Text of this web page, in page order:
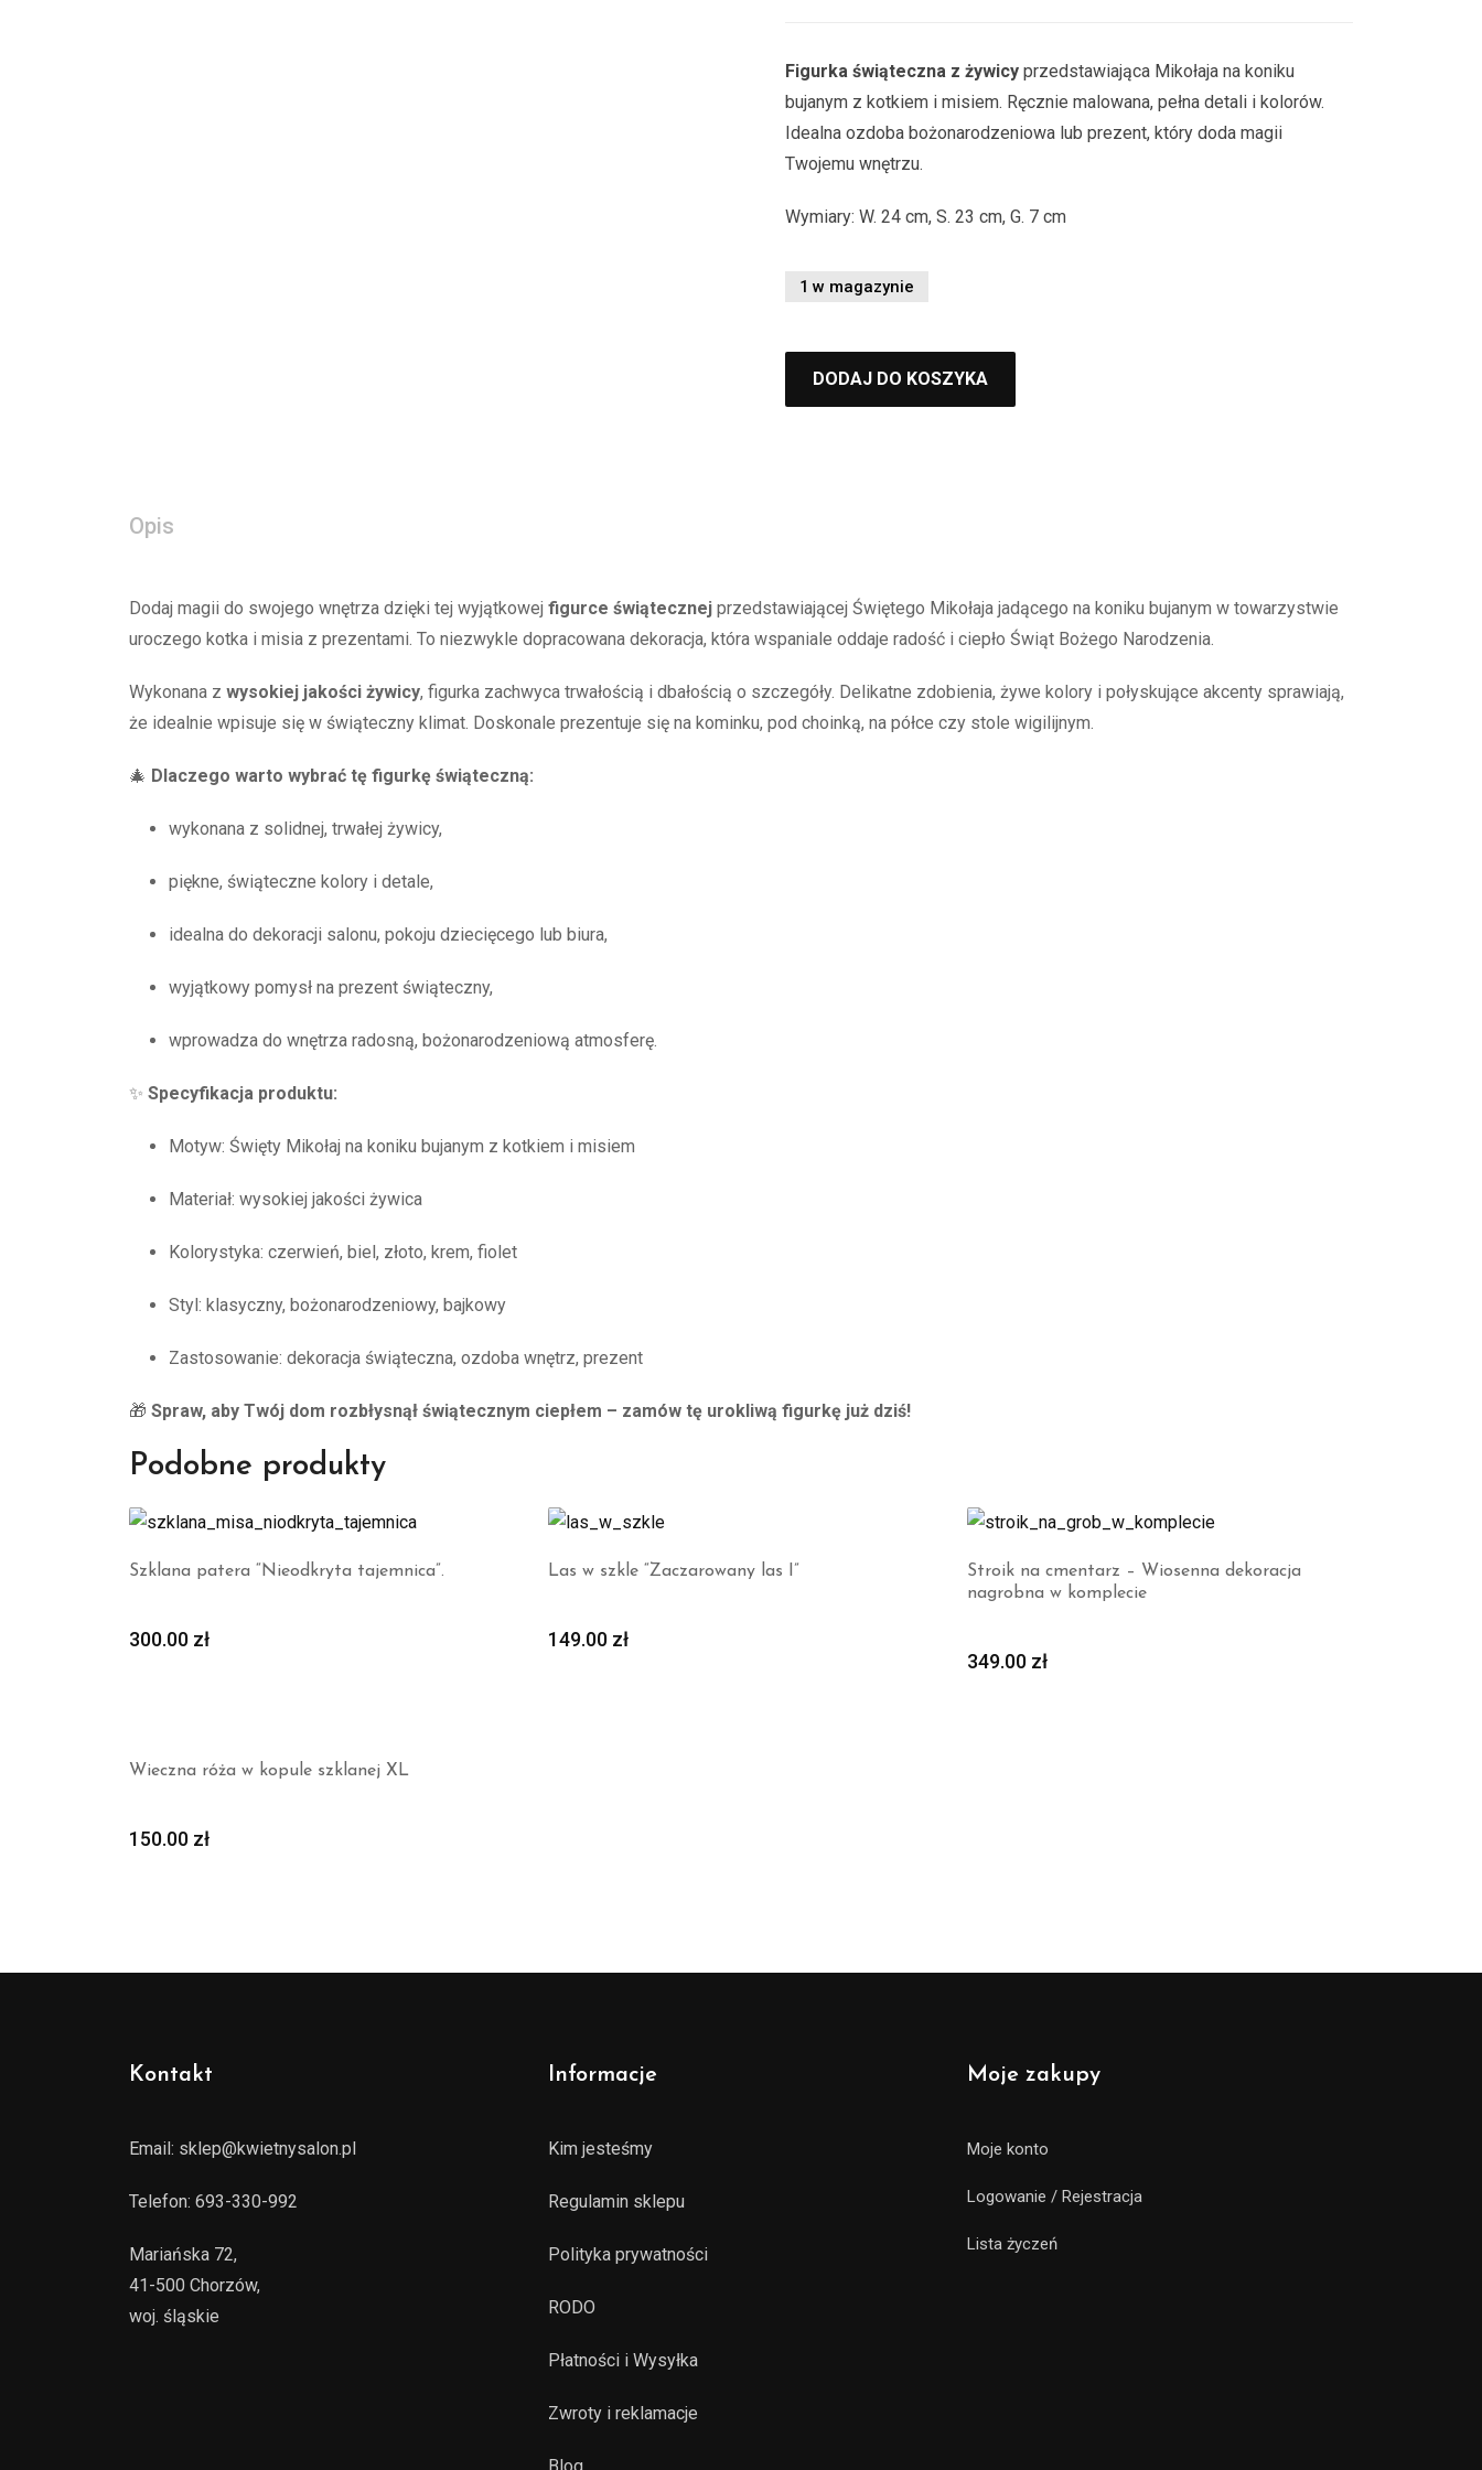
Figurka świąteczna z żywicy przedstawiająca Mikołaja na koniku
bujanym z kotkiem i misiem. Ręcznie malowana, pełna detali i kolorów.
Idealna ozdoba bożonarodzeniowa lub prezent, który doda magii
Twojemu wnętrzu.
Wymiary: W. 24 cm, S. 23 cm, G. 7 cm
1 w magazynie
DODAJ DO KOSZYKA
Opis
Dodaj magii do swojego wnętrza dzięki tej wyjątkowej figurce świątecznej przedstawiającej Świętego Mikołaja jadącego na koniku bujanym w towarzystwie
uroczego kotka i misia z prezentami. To niezwykle dopracowana dekoracja, która wspaniale oddaje radość i ciepło Świąt Bożego Narodzenia.
Wykonana z wysokiej jakości żywicy, figurka zachwyca trwałością i dbałością o szczegóły. Delikatne zdobienia, żywe kolory i połyskujące akcenty sprawiają,
że idealnie wpisuje się w świąteczny klimat. Doskonale prezentuje się na kominku, pod choinką, na półce czy stole wigilijnym.
🎄 Dlaczego warto wybrać tę figurkę świąteczną:
wykonana z solidnej, trwałej żywicy,
piękne, świąteczne kolory i detale,
idealna do dekoracji salonu, pokoju dziecięcego lub biura,
wyjątkowy pomysł na prezent świąteczny,
wprowadza do wnętrza radosną, bożonarodzeniową atmosferę.
✨ Specyfikacja produktu:
Motyw: Święty Mikołaj na koniku bujanym z kotkiem i misiem
Materiał: wysokiej jakości żywica
Kolorystyka: czerwień, biel, złoto, krem, fiolet
Styl: klasyczny, bożonarodzeniowy, bajkowy
Zastosowanie: dekoracja świąteczna, ozdoba wnętrz, prezent
🎁 Spraw, aby Twój dom rozbłysnął świątecznym ciepłem – zamów tę urokliwą figurkę już dziś!
Podobne produkty
Szklana patera “Nieodkryta tajemnica”.
300.00 zł
Las w szkle “Zaczarowany las I”
149.00 zł
Stroik na cmentarz – Wiosenna dekoracja
nagrobna w komplecie
349.00 zł
Wieczna róża w kopule szklanej XL
150.00 zł
Kontakt
Email: sklep@kwietnysalon.pl
Telefon: 693-330-992
Mariańska 72,
41-500 Chorzów,
woj. śląskie
Informacje
Kim jesteśmy
Regulamin sklepu
Polityka prywatności
RODO
Płatności i Wysyłka
Zwroty i reklamacje
Moje zakupy
Moje konto
Logowanie / Rejestracja
Lista życzeń